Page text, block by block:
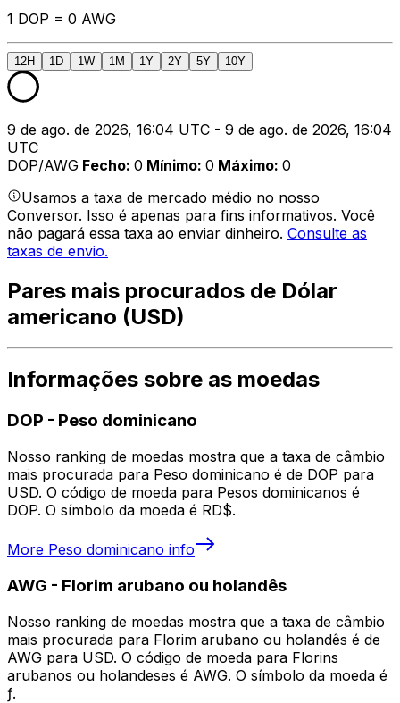
1 DOP = 0 AWG
12H 1D 1W 1M 1Y 2Y 5Y 10Y
9 de ago. de 2026, 16:04 UTC - 9 de ago. de 2026, 16:04
UTC
DOP/AWG Fecho: 0 Mínimo: 0 Máximo: 0
Usamos a taxa de mercado médio no nosso
Conversor. Isso é apenas para fins informativos. Você
não pagará essa taxa ao enviar dinheiro. Consulte as
taxas de envio.
Pares mais procurados de Dólar
americano (USD)
Informações sobre as moedas
DOP - Peso dominicano
Nosso ranking de moedas mostra que a taxa de câmbio
mais procurada para Peso dominicano é de DOP para
USD. O código de moeda para Pesos dominicanos é
DOP. O símbolo da moeda é RD$.
More Peso dominicano info
AWG - Florim arubano ou holandês
Nosso ranking de moedas mostra que a taxa de câmbio
mais procurada para Florim arubano ou holandês é de
AWG para USD. O código de moeda para Florins
arubanos ou holandeses é AWG. O símbolo da moeda é
ƒ.